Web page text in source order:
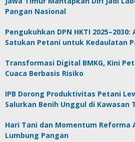
Pangan Nasional
Pengukuhkan DPN HKTI
Satukan Petani untuk Kedaulatan
Transformasi Digital BMKG, Kini
Cuaca Berbasis Risiko
IPB Dorong Produktivitas Petani
Salurkan Benih Unggul di Kawasan
Hari Tani dan Momentum Reforma
Lumbung Pangan